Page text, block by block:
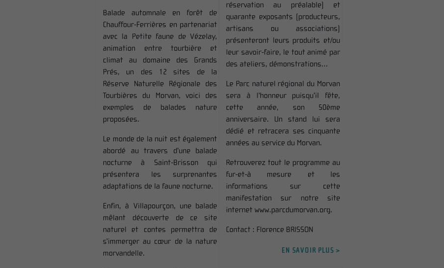
Balade automnale en forêt de
Chauffour-Ferrières en partenariat
avec la Petite faune de Vézelay,
animation entre tourbière et
climat au domaine des Grands
Prés, un des 12 sites de la
Réserve Naturelle Régionale des
Tourbières du Morvan, voici des
exemples de balades nature
proposées.
Le monde de la nuit est également
abordé au travers d’une balade
nocturne à Saint-Brisson qui
présentera les surprenantes
adaptations de la faune nocturne.
Enfin, à Villapourçon, une balade
mêlant découverte de ce site
naturel et contes permettra de
s’immerger au cœur de la nature
morvandelle.
réservation au préalable) et
quarante exposants (producteurs,
artisans ou
associations)
présenteront leurs produits et/ou
leur savoir-faire, le tout animé par
des ateliers, démonstrations…
Le Parc naturel régional du Morvan
sera à l’honneur puisqu’il fête,
cette année,
son 50ème
anniversaire. Un
stand lui sera
dédié et retracera ses cinquante
années au service du Morvan.
Retrouverez tout le programme au
fur-et-à mesure et les
informations sur cette
manifestation sur notre site
internet www.parcdumorvan.org.
Contact : Florence BRISSON
EN SAVOIR PLUS >